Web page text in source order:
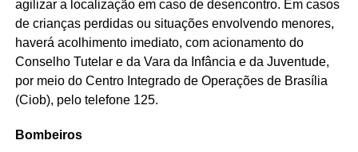
agilizar a localização em caso de desencontro. Em casos
de crianças perdidas ou situações envolvendo menores,
haverá acolhimento imediato, com acionamento do
Conselho Tutelar e da Vara da Infância e da Juventude,
por meio do Centro Integrado de Operações de Brasília
(Ciob), pelo telefone 125.
Bombeiros